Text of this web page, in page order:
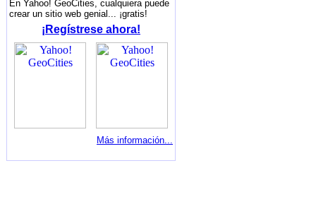
En Yahoo! GeoCities, cualquiera puede
crear un sitio web genial... ¡gratis!
¡Regístrese ahora!
Más información...